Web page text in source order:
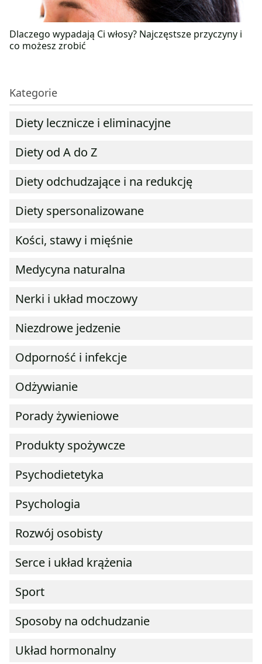
Dlaczego wypadają Ci włosy? Najczęstsze przyczyny i
co możesz zrobić
Kategorie
Diety lecznicze i eliminacyjne
Diety od A do Z
Diety odchudzające i na redukcję
Diety spersonalizowane
Kości, stawy i mięśnie
Medycyna naturalna
Nerki i układ moczowy
Niezdrowe jedzenie
Odporność i infekcje
Odżywianie
Porady żywieniowe
Produkty spożywcze
Psychodietetyka
Psychologia
Rozwój osobisty
Serce i układ krążenia
Sport
Sposoby na odchudzanie
Układ hormonalny